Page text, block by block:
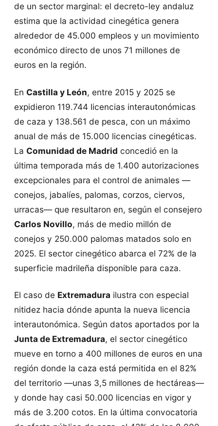
de un sector marginal: el decreto-ley andaluz
estima que la actividad cinegética genera
alrededor de 45.000 empleos y un movimiento
económico directo de unos 71 millones de
euros en la región.
En Castilla y León, entre 2015 y 2025 se
expidieron 119.744 licencias interautonómicas
de caza y 138.561 de pesca, con un máximo
anual de más de 15.000 licencias cinegéticas.
La Comunidad de Madrid concedió en la
última temporada más de 1.400 autorizaciones
excepcionales para el control de animales —
conejos, jabalíes, palomas, corzos, ciervos,
urracas— que resultaron en, según el consejero
Carlos Novillo, más de medio millón de
conejos y 250.000 palomas matados solo en
2025. El sector cinegético abarca el 72% de la
superficie madrileña disponible para caza.
El caso de Extremadura ilustra con especial
nitidez hacia dónde apunta la nueva licencia
interautonómica. Según datos aportados por la
Junta de Extremadura, el sector cinegético
mueve en torno a 400 millones de euros en una
región donde la caza está permitida en el 82%
del territorio —unas 3,5 millones de hectáreas—
y donde hay casi 50.000 licencias en vigor y
más de 3.200 cotos. En la última convocatoria